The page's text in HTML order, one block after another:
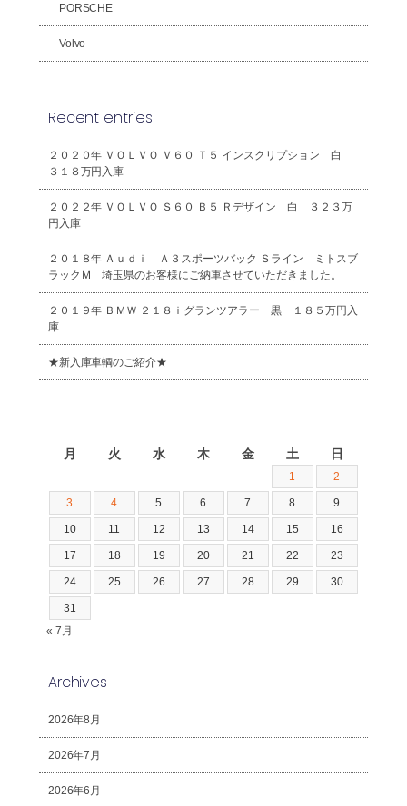
PORSCHE
Volvo
Recent entries
２０２０年 ＶＯＬＶＯ Ｖ６０ Ｔ５ インスクリプション 白
３１８万円入庫
２０２２年 ＶＯＬＶＯ Ｓ６０ Ｂ５ Ｒデザイン 白 ３２３万
円入庫
２０１８年 Ａｕｄｉ Ａ３スポーツバック Ｓライン ミトスブ
ラックＭ 埼玉県のお客様にご納車させていただきました。
２０１９年 ＢＭＷ ２１８ｉグランツアラー 黒 １８５万円入
庫
★新入庫車輌のご紹介★
月 火 水 木 金 土 日
1 2
3 4 5 6 7 8 9
10 11 12 13 14 15 16
17 18 19 20 21 22 23
24 25 26 27 28 29 30
31
« 7月
Archives
2026年8月
2026年7月
2026年6月